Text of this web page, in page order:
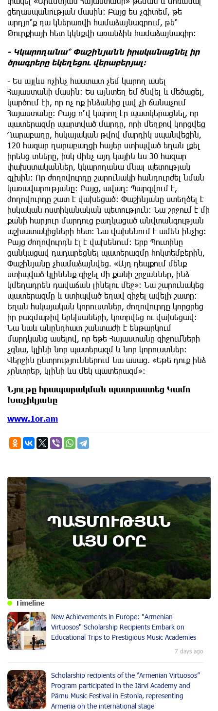
ցեղասպանության մասին։ Բայց ես չգիտեմ, թե
արդյո՞ք դա կներառվի համաձայնագրում, թե՞
Թուրքիայի հետ կկնքվի առանձին համաձայնագիր։
- Կկարողանա՞ Փաշինյանն իրականացնել իր
ծրագրերը եկեղեցու վերաբերյալ։
- Ես այլևս ոչինչ հաստատ չեմ կարող ասել
Հայաստանի մասին։ Ես այնտեղ եմ ծնվել և մեծացել,
կարծում էի, որ ոչ ոք ինձանից լավ չի ճանաչում
Հայաստանը։ Բայց ո՞վ կարող էր պատկերացնել, որ
պատերազմը պարտված մարդը, որի մեղքով կորցվեց
Ղարաբաղը, հսկայական թվով մարդիկ սպանվեցին,
120 հազար ղարաբաղցի հայեր ստիպված եղան լքել
իրենց տները, իսկ մինչ այդ կային ևս 30 հազար
փախստականներ, կկարողանա մնալ պետության
գլխին։ Որ ժողովուրդը շարունակի հանդուրժել նման
կառավարությանը։ Բայց, ավաղ։ Պարզվում է,
ժողովուրդը շատ է վախեցած։ Փաշինյանը ստեղծել է
իսկական ոստիկանական պետություն։ Նա շրջում է մի
քանի հարյուր մարդուց բաղկացած անվտանգության
աշխատակիցների հետ։ Նա վախենում է ամեն ինչից։
Բայց ժողովուրդն էլ է վախենում։ Երբ Պուտինը
ցանկացավ դադարեցնել պատերազմը հոկտեմբերին,
Փաշինյանը չհամաձայնվեց. «Այդ դեպքում մենք
ստիպված կլինենք զիջել մի քանի շրջաններ, ինձ
կմեղադրեն դավաճան լինելու մեջ»։ Նա շարունակեց
պատերազմը և ստիպված եղավ զիջել ավելի շատը։
Եղան հսկայական կորուստներ, ժողովուրդը կորցրեց
իր բազմաթիվ երեխաների, կոտրվեց ու վախեցավ։
Նա նաև անընդհատ շանտաժի է ենթարկում
մարդկանց ասելով, որ եթե Հայաստանը զիջումների
չգնա, կլինի նոր պատերազմ և նոր կորուստներ։
Վերջին ընտրություններում նա ասաց. «Եթե դուք ինձ
չընտրեք, կլինի ևս մեկ պատերազմ»։
Նյութը հրապարակման պատրաստեց Կամո
Խաչիկյանը
www.1or.am
ՊԱՏՄՈՒԹՅԱՆ
ԱՅՍ ՕՐԸ
Timeline
New Achievements in Europe: "Armenian
Virtuosos" Scholarship Recipients Embark on
Educational Trips to Prestigious Music Academies
7 days ago
Scholarship recipients of the “Armenian Virtuosos”
Program participated in the Järvi Academy and
Pärnu Music Festival in Estonia, representing
Armenia on the international stage